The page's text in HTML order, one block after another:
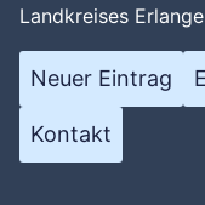
Landkreises
Neuer Eintrag
Kontakt